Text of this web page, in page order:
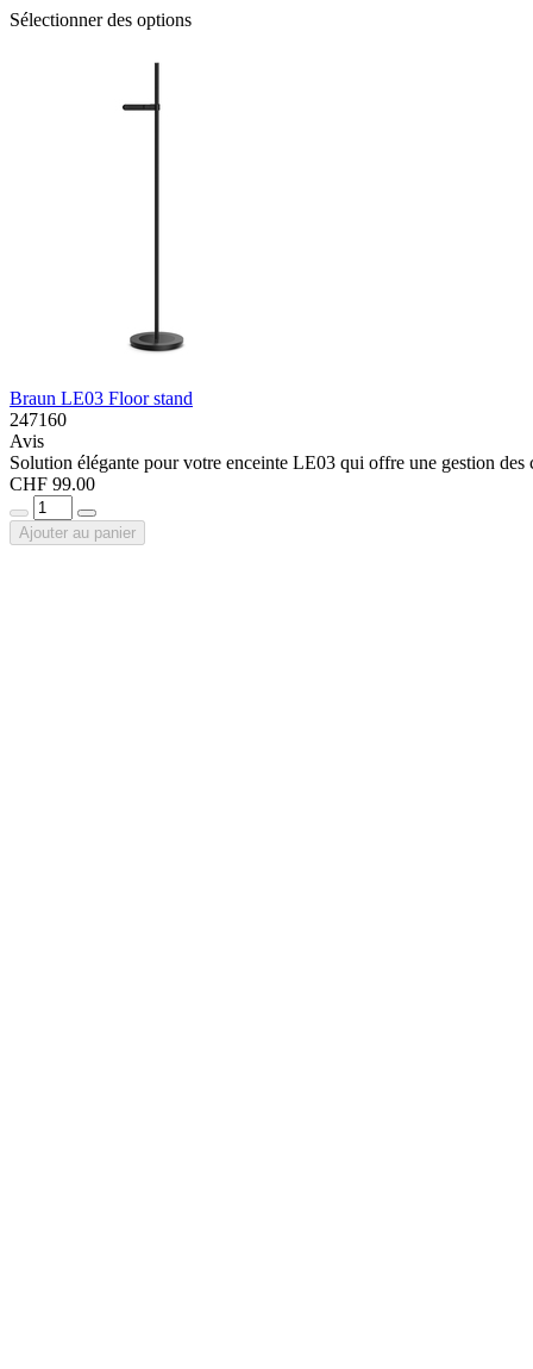
Sélectionner des options
Braun LE03 Floor stand
247160
Avis
Solution élégante pour votre enceinte LE03 qui offre une gestion
CHF 99.00
Ajouter au panier